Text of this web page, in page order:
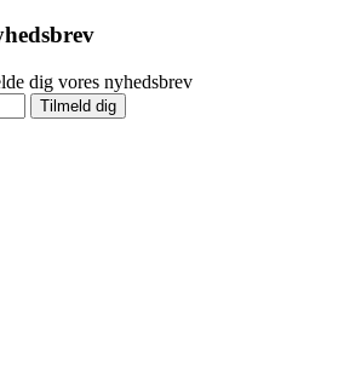
dig vores nyhedsbrev
Tilmeld dig